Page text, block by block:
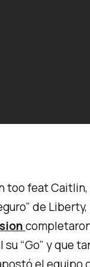
too feat
de
su “Go” y que